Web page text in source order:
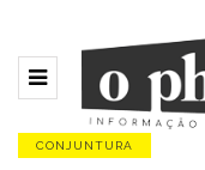
CONJUNTURA